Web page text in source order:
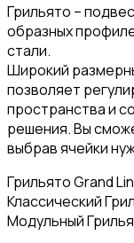
Грильято –
образных
стали.
Широкий
позволяет
пространства и
решения. Вы
выбрав ячейки
Грильято Grand
Классический
Модульный